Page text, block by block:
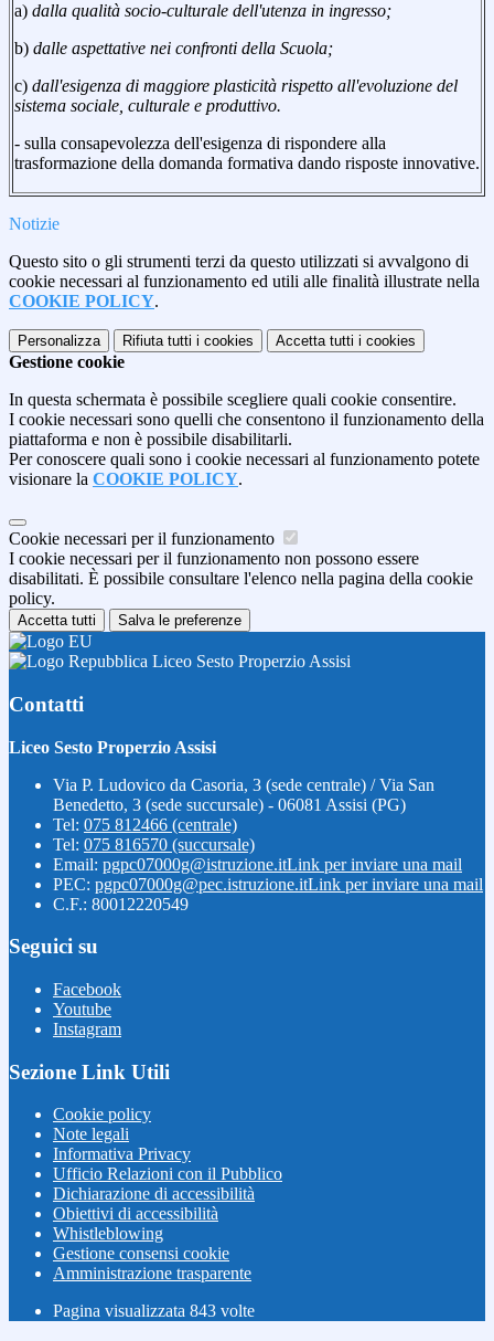
a) dalla qualità socio-culturale dell'utenza in ingresso;
b) dalle aspettative nei confronti della Scuola;
c) dall'esigenza di maggiore plasticità rispetto all'evoluzione del
sistema sociale, culturale e produttivo.
- sulla consapevolezza dell'esigenza di rispondere alla
trasformazione della domanda formativa dando risposte innovative.
Notizie
Questo sito o gli strumenti terzi da questo utilizzati si avvalgono di
cookie necessari al funzionamento ed utili alle finalità illustrate nella
COOKIE POLICY.
Personalizza Rifiuta tutti i cookies Accetta tutti i cookies
Gestione cookie
In questa schermata è possibile scegliere quali cookie consentire.
I cookie necessari sono quelli che consentono il funzionamento della
piattaforma e non è possibile disabilitarli.
Per conoscere quali sono i cookie necessari al funzionamento potete
visionare la COOKIE POLICY.
Cookie necessari per il funzionamento
I cookie necessari per il funzionamento non possono essere
disabilitati. È possibile consultare l'elenco nella pagina della cookie
policy.
Accetta tutti Salva le preferenze
Liceo Sesto Properzio Assisi
Contatti
Liceo Sesto Properzio Assisi
Via P. Ludovico da Casoria, 3 (sede centrale) / Via San
Benedetto, 3 (sede succursale) - 06081 Assisi (PG)
Tel: 075 812466 (centrale)
Tel: 075 816570 (succursale)
Email: pgpc07000g@istruzione.itLink per inviare una mail
PEC: pgpc07000g@pec.istruzione.itLink per inviare una mail
C.F.: 80012220549
Seguici su
Facebook
Youtube
Instagram
Sezione Link Utili
Cookie policy
Note legali
Informativa Privacy
Ufficio Relazioni con il Pubblico
Dichiarazione di accessibilità
Obiettivi di accessibilità
Whistleblowing
Gestione consensi cookie
Amministrazione trasparente
Pagina visualizzata 843 volte